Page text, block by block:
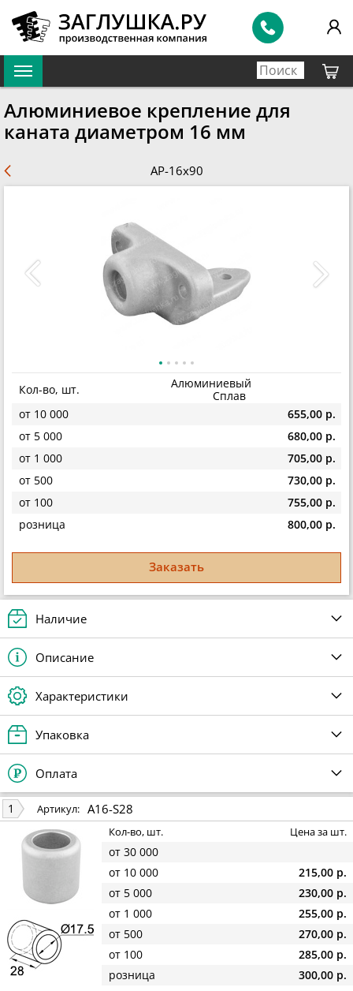
Алюминиевое крепление для
каната диаметром 16 мм
AP-16x90
Кол-во, шт.
Алюминиевый
Сплав
от 10 000
655,00 р.
от 5 000
680,00 р.
от 1 000
705,00 р.
от 500
730,00 р.
от 100
755,00 р.
розница
800,00 р.
Заказать
Наличие
Описание
Характеристики
Упаковка
Оплата
1 Артикул: A16-S28
Кол-во, шт. Цена за шт.
от 30 000
от 10 000
215,00 р.
от 5 000
230,00 р.
от 1 000
255,00 р.
от 500
270,00 р.
от 100
285,00 р.
розница
300,00 р.